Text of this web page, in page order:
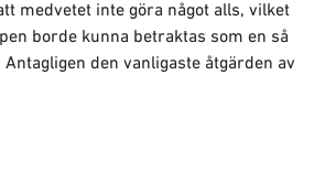
medvetet inte göra något alls, vilket
borde kunna betraktas som en så
den vanligaste åtgärden av